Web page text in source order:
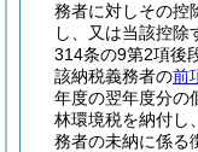
務者に対しその控
し、又は当該控
314条の9第2項後
該納税義務者の前
年度の翌年度分の
林環境税を納付し
務者の未納に係る